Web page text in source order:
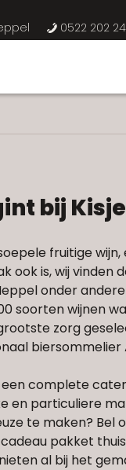
b 0522 202
bij
fruitige
ook is, wij vinden
onder
soorten wijnen
zorg
biersommelier
complete
en particuliere
te maken? Bel
pakket
al bij het